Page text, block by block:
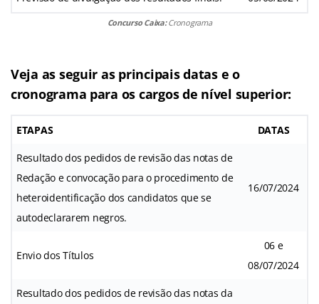
Concurso Caixa:Cronograma
Veja as seguir as principais datas e o
cronograma para os cargos de nível superior:
ETAPAS DATAS
Resultado dos pedidos de revisão das notas de
Redação e convocação para o procedimento de
heteroidentificação dos candidatos que se
autodeclararem negros.
16/07/2024
Envio dos Títulos
06 e
08/07/2024
Resultado dos pedidos de revisão das notas da